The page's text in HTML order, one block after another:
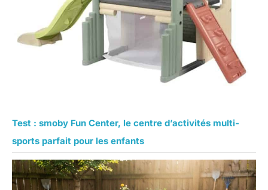
Test : smoby Fun Center, le centre d’activités multi-
sports parfait pour les enfants